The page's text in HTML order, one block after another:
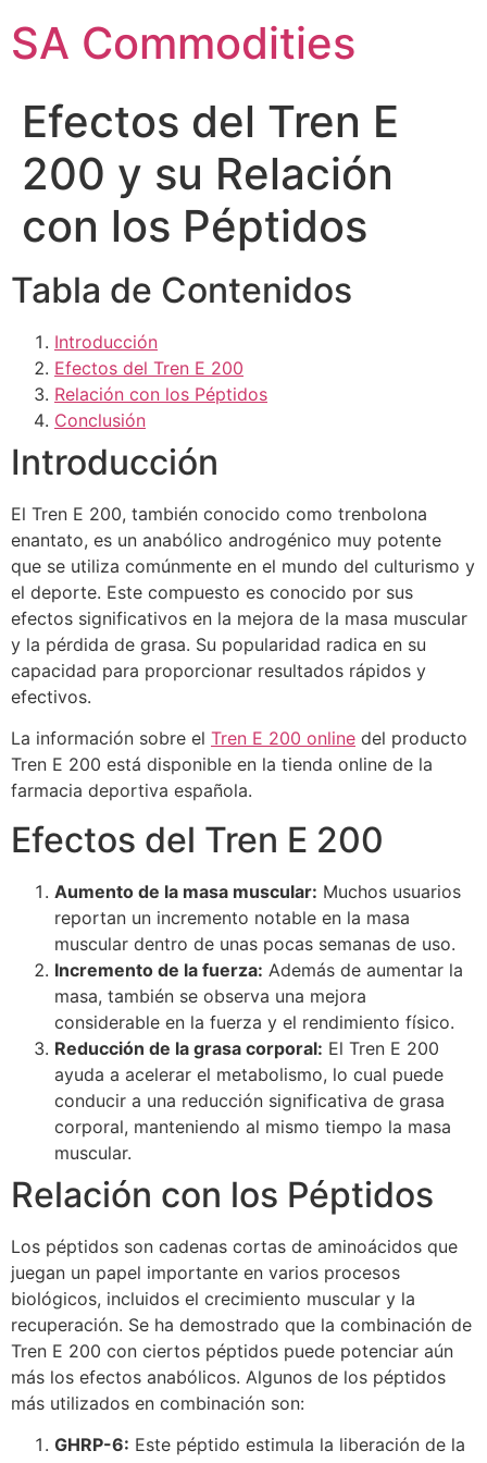
SA Commodities
Efectos del Tren E
200 y su Relación
con los Péptidos
Tabla de Contenidos
Introducción
Efectos del Tren E 200
Relación con los Péptidos
Conclusión
Introducción
El Tren E 200, también conocido como trenbolona
enantato, es un anabólico androgénico muy potente
que se utiliza comúnmente en el mundo del culturismo y
el deporte. Este compuesto es conocido por sus
efectos significativos en la mejora de la masa muscular
y la pérdida de grasa. Su popularidad radica en su
capacidad para proporcionar resultados rápidos y
efectivos.
La información sobre el Tren E 200 online del producto
Tren E 200 está disponible en la tienda online de la
farmacia deportiva española.
Efectos del Tren E 200
Aumento de la masa muscular: Muchos usuarios
reportan un incremento notable en la masa
muscular dentro de unas pocas semanas de uso.
Incremento de la fuerza: Además de aumentar la
masa, también se observa una mejora
considerable en la fuerza y el rendimiento físico.
Reducción de la grasa corporal: El Tren E 200
ayuda a acelerar el metabolismo, lo cual puede
conducir a una reducción significativa de grasa
corporal, manteniendo al mismo tiempo la masa
muscular.
Relación con los Péptidos
Los péptidos son cadenas cortas de aminoácidos que
juegan un papel importante en varios procesos
biológicos, incluidos el crecimiento muscular y la
recuperación. Se ha demostrado que la combinación de
Tren E 200 con ciertos péptidos puede potenciar aún
más los efectos anabólicos. Algunos de los péptidos
más utilizados en combinación son:
GHRP-6: Este péptido estimula la liberación de la